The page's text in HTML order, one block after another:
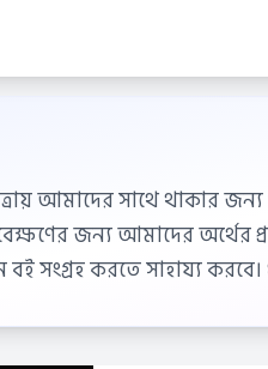
আমাদের সাথে থাকার জন্য
জন্য আমাদের
সংগ্রহ করতে সাহায্য করবে।